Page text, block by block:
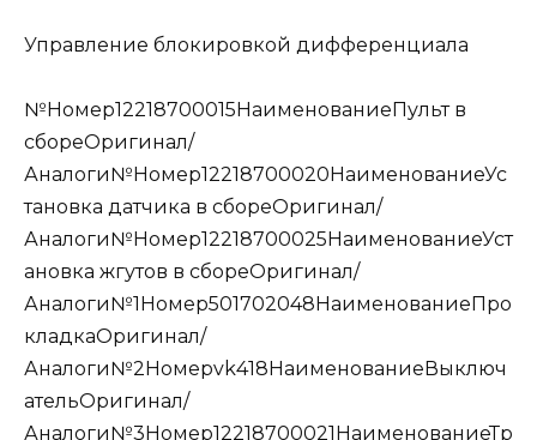
Управление блокировкой дифференциала
№Номер12218700015НаименованиеПульт в
сбореОригинал/
Аналоги№Номер12218700020НаименованиеУс
тановка датчика в сбореОригинал/
Аналоги№Номер12218700025НаименованиеУст
ановка жгутов в сбореОригинал/
Аналоги№1Номер501702048НаименованиеПро
кладкаОригинал/
Аналоги№2Номерvk418НаименованиеВыключ
ательОригинал/
Аналоги№3Номер12218700021НаименованиеТр